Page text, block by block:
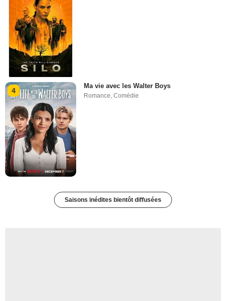
4
Ma vie avec les Walter Boys
Romance ,Comédie
Saisons inédites bientôt diffusées